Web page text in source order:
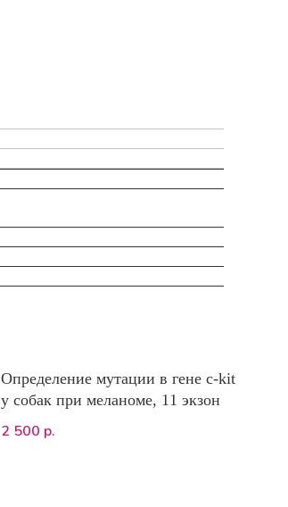
Определение мутации в гене c-kit
у собак при меланоме, 11 экзон
2 500 р.